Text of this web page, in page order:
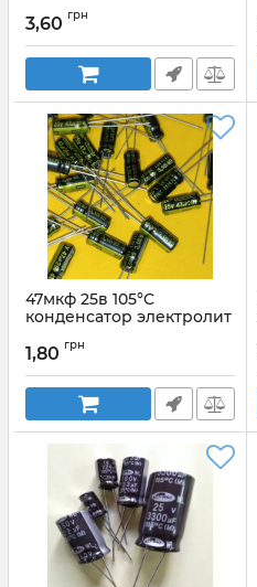
Артикул:
3,60 грн
47мкф 25в 105°C
конденсатор электролит
Артикул:
1,80 грн